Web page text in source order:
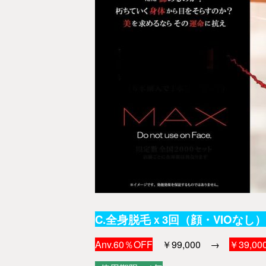
C.全身脱毛ｘ3回（顔・VIOなし）
Anv.60％OFF ￥99,000 →
￥